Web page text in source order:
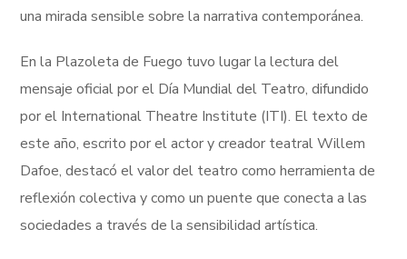
una mirada sensible sobre la narrativa contemporánea.
En la Plazoleta de Fuego tuvo lugar la lectura del
mensaje oficial por el Día Mundial del Teatro, difundido
por el International Theatre Institute (ITI). El texto de
este año, escrito por el actor y creador teatral Willem
Dafoe, destacó el valor del teatro como herramienta de
reflexión colectiva y como un puente que conecta a las
sociedades a través de la sensibilidad artística.